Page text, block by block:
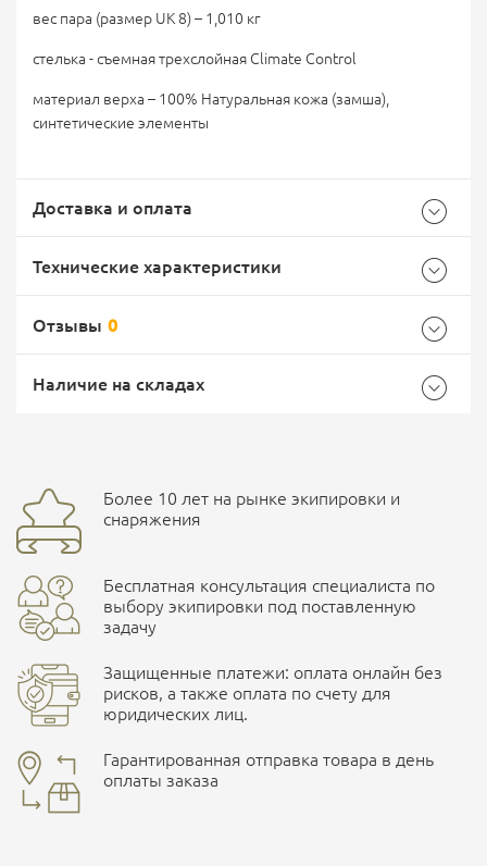
вес пара (размер UK 8) – 1,010 кг
стелька - съемная трехслойная Climate Control
материал верха – 100% Натуральная кожа (замша),
синтетические элементы
Доставка и оплата
Доставка Почтой России
EMS Почта России
Доставка курьерской службой СДЭК -
Наличные при самовывозе
Технические характеристики
Размер 42,5
Бренд
Страна производитель
Характеристики комплектаций
Размер
Отзывы 0
Ваш отзыв
Наличие на складах
улица Маяковского, 10
ПОДРОБНЕЕ О СКЛАДЕ
Более 10 лет на рынке экипировки и
снаряжения
Бесплатная консультация специалиста по
выбору экипировки под поставленную
задачу
Защищенные платежи: оплата онлайн без
рисков, а также оплата по счету для
юридических лиц.
Гарантированная отправка товара в день
оплаты заказа